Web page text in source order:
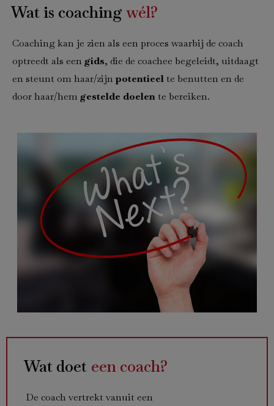
Wat is coaching wél?
Coaching kan je zien als een proces waarbij de coach
optreedt als een gids, die de coachee begeleidt, uitdaagt
en steunt om haar/zijn potentieel te benutten en de
door haar/hem gestelde doelen te bereiken.
Wat doet een coach?
De coach vertrekt vanuit een